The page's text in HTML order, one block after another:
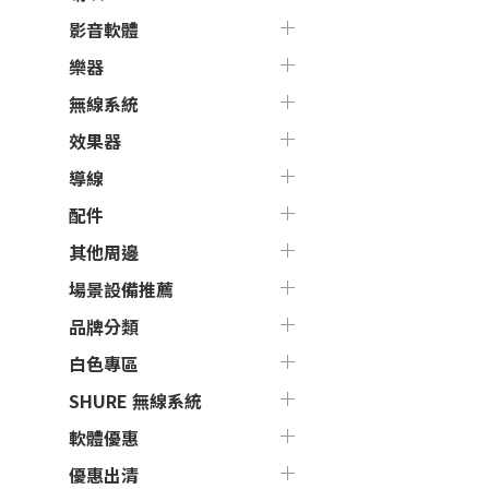
影音軟體
樂器
無線系統
效果器
導線
配件
其他周邊
場景設備推薦
品牌分類
白色專區
SHURE 無線系統
軟體優惠
優惠出清